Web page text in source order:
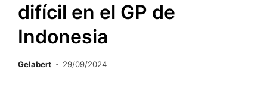
difícil en el GP de
Indonesia
Gelabert 29/09/2024